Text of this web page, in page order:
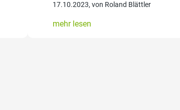
17.10.2023, von Roland Blättler
mehr lesen